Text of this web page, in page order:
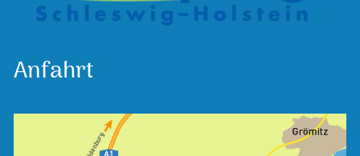
Anfahrt